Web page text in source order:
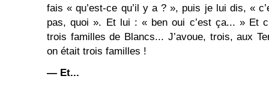
fais « qu’est-ce qu’il y a ? », puis je lui dis, «
pas, quoi ». Et lui : « ben oui c’est ça... » Et
trois familles de Blancs... J’avoue, trois, aux
on était trois familles !
— Et...